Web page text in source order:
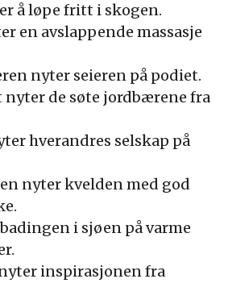
å løpe fritt i skogen.
en avslappende massasje
nyter seieren på podiet.
nyter de søte jordbærene fra
hverandres selskap på
nyter kvelden med god
i sjøen på varme
inspirasjonen fra